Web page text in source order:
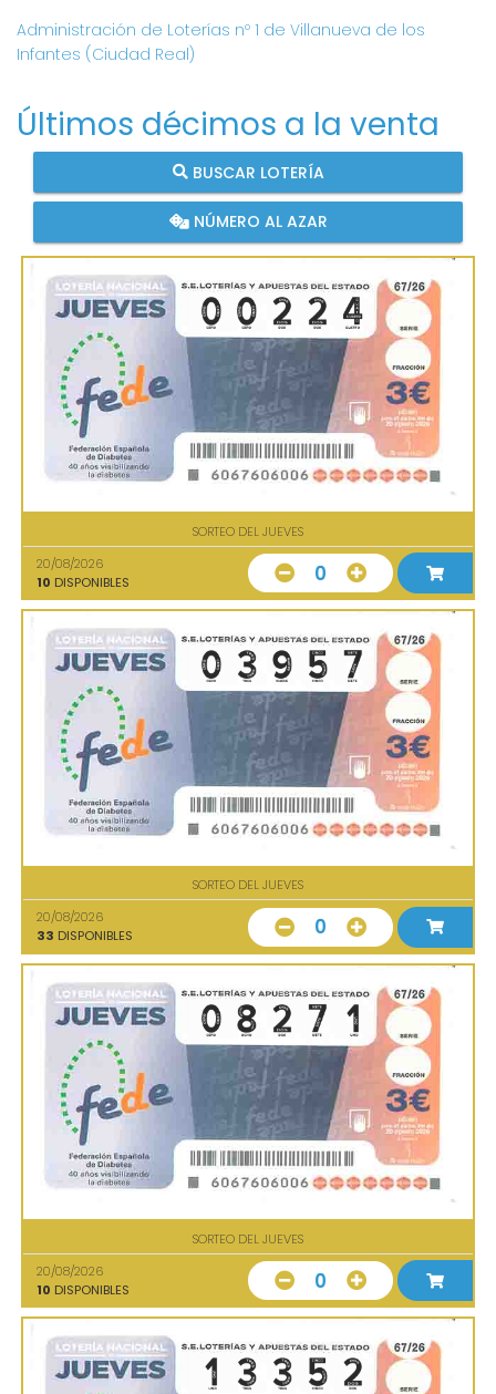
Administración de Loterías nº 1 de Villanueva de los
Infantes (Ciudad Real)
Últimos décimos a la venta
BUSCAR LOTERÍA
NÚMERO AL AZAR
SORTEO DEL JUEVES
20/08/2026
10 DISPONIBLES 0
SORTEO DEL JUEVES
20/08/2026
33 DISPONIBLES 0
SORTEO DEL JUEVES
20/08/2026
10 DISPONIBLES 0